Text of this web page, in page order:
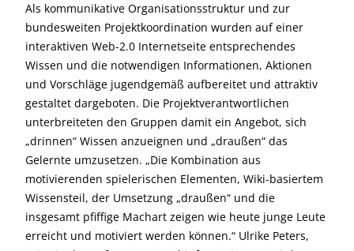
Als kommunikative Organisationsstruktur und zur
bundesweiten Projektkoordination wurden auf einer
interaktiven Web-2.0 Internetseite entsprechendes
Wissen und die notwendigen Informationen, Aktionen
und Vorschläge jugendgemäß aufbereitet und attraktiv
gestaltet dargeboten. Die Projektverantwortlichen
unterbreiteten den Gruppen damit ein Angebot, sich
„drinnen“ Wissen anzueignen und „draußen“ das
Gelernte umzusetzen. „Die Kombination aus
motivierenden spielerischen Elementen, Wiki-basiertem
Wissensteil, der Umsetzung „draußen“ und die
insgesamt pfiffige Machart zeigen wie heute junge Leute
erreicht und motiviert werden können.“ Ulrike Peters,